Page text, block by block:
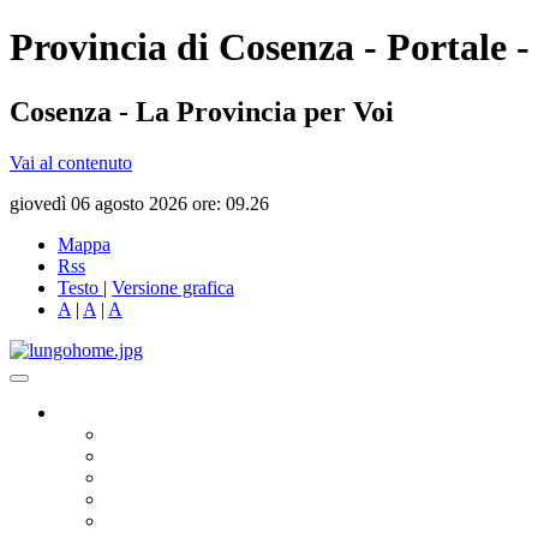
Provincia di Cosenza - Portale
Cosenza - La Provincia per Voi
Vai al contenuto
giovedì 06 agosto 2026 ore: 09.26
Mappa
Rss
Testo | Versione grafica
A | A | A